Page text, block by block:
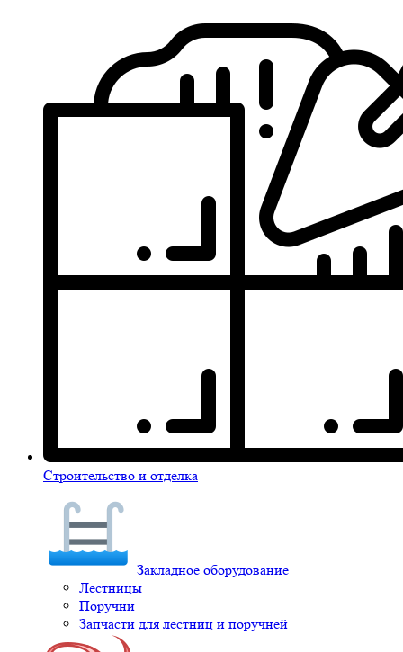
Строительство и отделка
Закладное оборудование
Лестницы
Поручни
Запчасти для лестниц и поручней